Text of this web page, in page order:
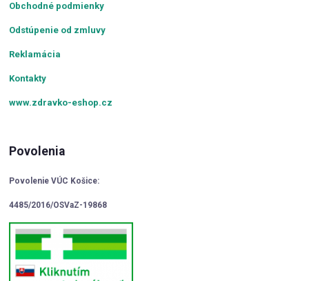
Obchodné podmienky
Odstúpenie od zmluvy
Reklamácia
Kontakty
www.zdravko-eshop.cz
Povolenia
Povolenie VÚC Košice:
4485/2016/OSVaZ-19868